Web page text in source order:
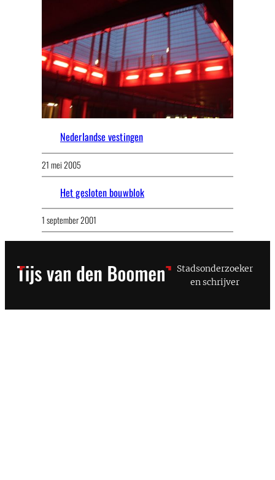
Nederlandse vestingen
21 mei 2005
Het gesloten bouwblok
1 september 2001
Stadsonderzoeker
en schrijver